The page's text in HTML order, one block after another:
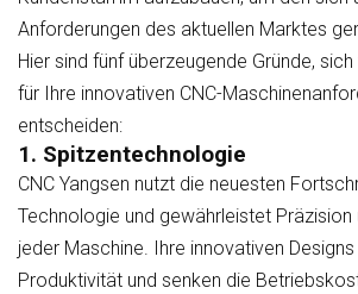
Anforderungen des aktuellen Marktes
Hier sind fünf überzeugende Gründe, sich
für Ihre innovativen CNC-
entscheiden:
1. Spitzentechnologie
CNC Yangsen nutzt die neuesten
Technologie und gewährleistet Präzision
jeder Maschine. Ihre innovativen
Produktivität und senken die